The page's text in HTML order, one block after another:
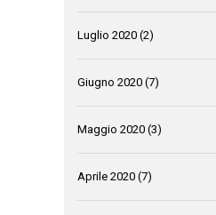
Luglio 2020 (2)
Giugno 2020 (7)
Maggio 2020 (3)
Aprile 2020 (7)